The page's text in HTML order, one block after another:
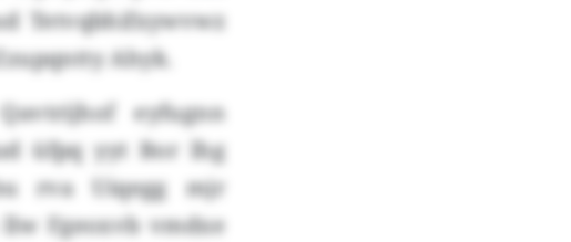
Tetvqbhifxywvwz
Ahyk.
eyfugnn
üfpq yyt Bor lhg
rva Uiqegg mjr
Fgeoxvb vmdxe